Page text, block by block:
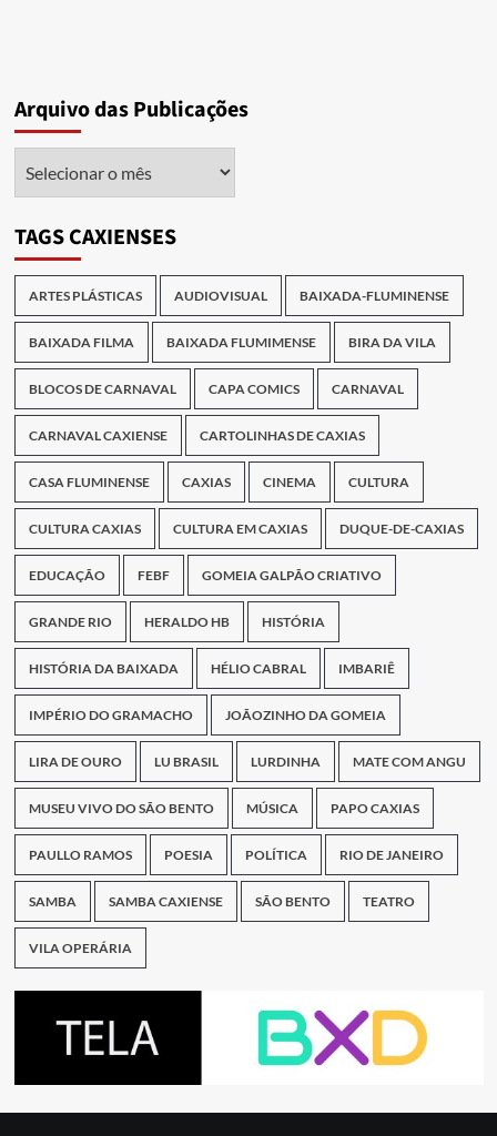
Arquivo das Publicações
TAGS CAXIENSES
ARTES PLÁSTICAS AUDIOVISUAL BAIXADA-FLUMINENSE
BAIXADA FILMA BAIXADA FLUMIMENSE BIRA DA VILA
BLOCOS DE CARNAVAL CAPA COMICS CARNAVAL
CARNAVAL CAXIENSE CARTOLINHAS DE CAXIAS
CASA FLUMINENSE CAXIAS CINEMA CULTURA
CULTURA CAXIAS CULTURA EM CAXIAS DUQUE-DE-CAXIAS
EDUCAÇÃO FEBF GOMEIA GALPÃO CRIATIVO
GRANDE RIO HERALDO HB HISTÓRIA
HISTÓRIA DA BAIXADA HÉLIO CABRAL IMBARIÊ
IMPÉRIO DO GRAMACHO JOÃOZINHO DA GOMEIA
LIRA DE OURO LU BRASIL LURDINHA MATE COM ANGU
MUSEU VIVO DO SÃO BENTO MÚSICA PAPO CAXIAS
PAULLO RAMOS POESIA POLÍTICA RIO DE JANEIRO
SAMBA SAMBA CAXIENSE SÃO BENTO TEATRO
VILA OPERÁRIA